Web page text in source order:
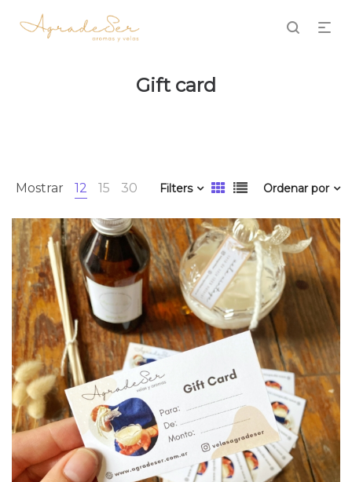
Gift card
Mostrar 12 15 30 Ordenar por
Filters